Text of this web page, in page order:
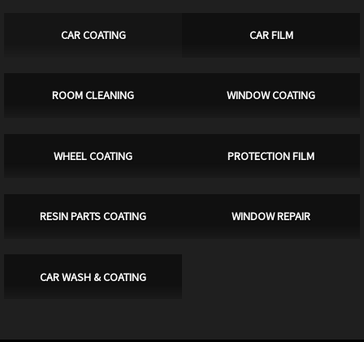
CAR COATING CAR FILM
ROOM CLEANING WINDOW COATING
WHEEL COATING PROTECTION FILM
RESIN PARTS COATING WINDOW REPAIR
CAR WASH & COATING